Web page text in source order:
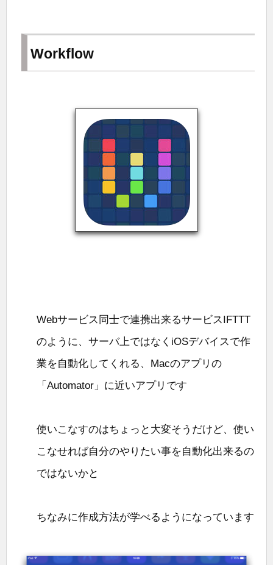
Workflow
Webサービス同士で連携出来るサービスIFTTT
のように、サーバ上ではなくiOSデバイスで作
業を自動化してくれる、Macのアプリの
「Automator」に近いアプリです
使いこなすのはちょっと大変そうだけど、使い
こなせれば自分のやりたい事を自動化出来るの
ではないかと
ちなみに作成方法が学べるようになっています